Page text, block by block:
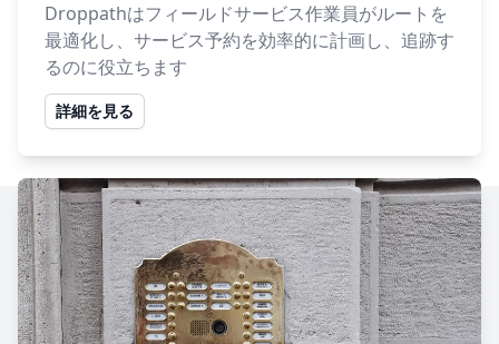
Droppathはフィールドサービス作業員がルートを
最適化し、サービス予約を効率的に計画し、追跡す
るのに役立ちます
詳細を見る